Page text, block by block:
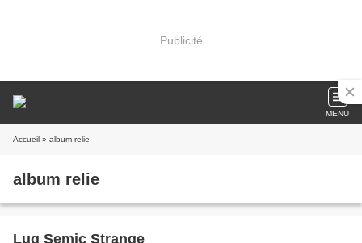
Publicité
MENU
Accueil » album relie
album relie
Lug Semic Strange